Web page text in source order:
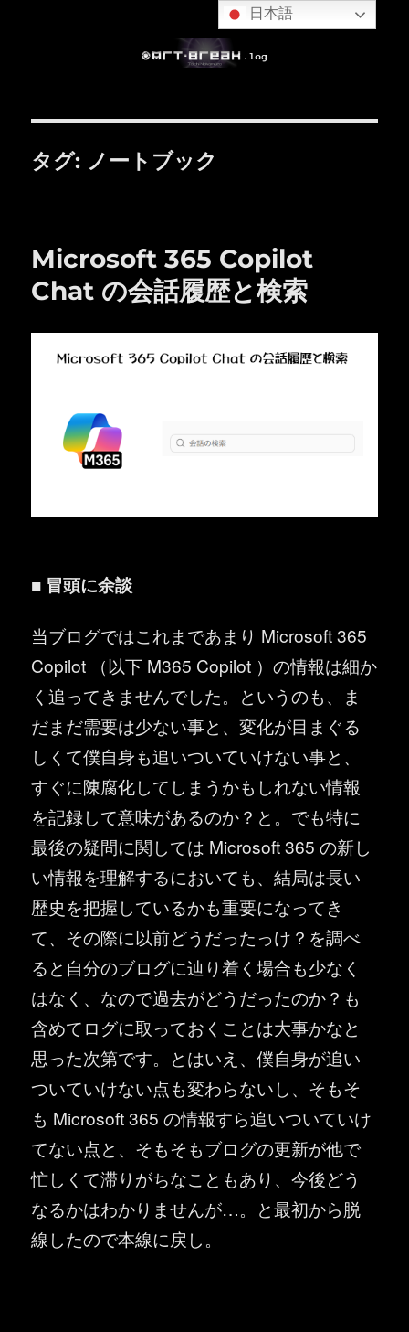
タグ: ノートブック
Microsoft 365 Copilot
Chat の会話履歴と検索
■ 冒頭に余談
当ブログではこれまであまり Microsoft 365
Copilot （以下 M365 Copilot ）の情報は細か
く追ってきませんでした。というのも、ま
だまだ需要は少ない事と、変化が目まぐる
しくて僕自身も追いついていけない事と、
すぐに陳腐化してしまうかもしれない情報
を記録して意味があるのか？と。でも特に
最後の疑問に関しては Microsoft 365 の新し
い情報を理解するにおいても、結局は長い
歴史を把握しているかも重要になってき
て、その際に以前どうだったっけ？を調べ
ると自分のブログに辿り着く場合も少なく
はなく、なので過去がどうだったのか？も
含めてログに取っておくことは大事かなと
思った次第です。とはいえ、僕自身が追い
ついていけない点も変わらないし、そもそ
も Microsoft 365 の情報すら追いついていけ
てない点と、そもそもブログの更新が他で
忙しくて滞りがちなこともあり、今後どう
なるかはわかりませんが…。と最初から脱
線したので本線に戻し。
日本語